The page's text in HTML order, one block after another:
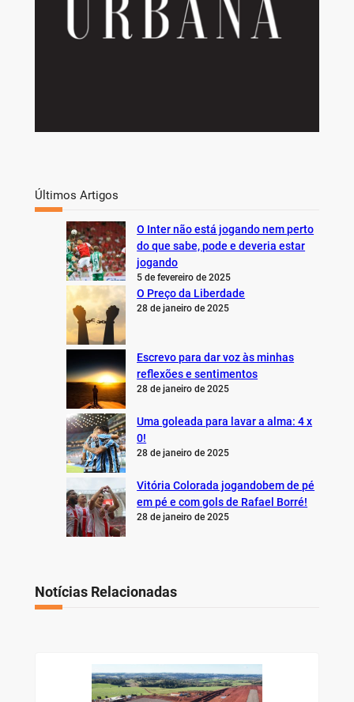
Últimos Artigos
O Inter não está jogando nem perto
do que sabe, pode e deveria estar
jogando
5 de fevereiro de 2025
O Preço da Liberdade
28 de janeiro de 2025
Escrevo para dar voz às minhas
reflexões e sentimentos
28 de janeiro de 2025
Uma goleada para lavar a alma: 4 x
0!
28 de janeiro de 2025
Vitória Colorada jogandobem de pé
em pé e com gols de Rafael Borré!
28 de janeiro de 2025
Notícias Relacionadas